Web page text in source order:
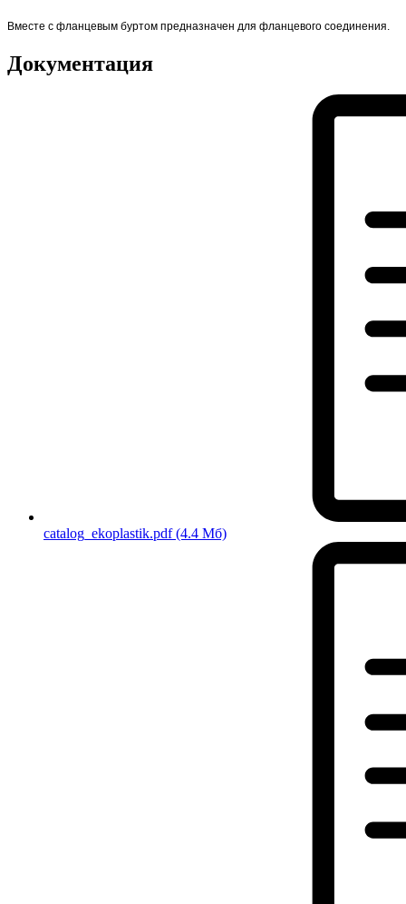
Вместе с фланцевым буртом предназначен для фланцевого соединения.
Документация
catalog_ekoplastik.pdf(4.4 Мб)